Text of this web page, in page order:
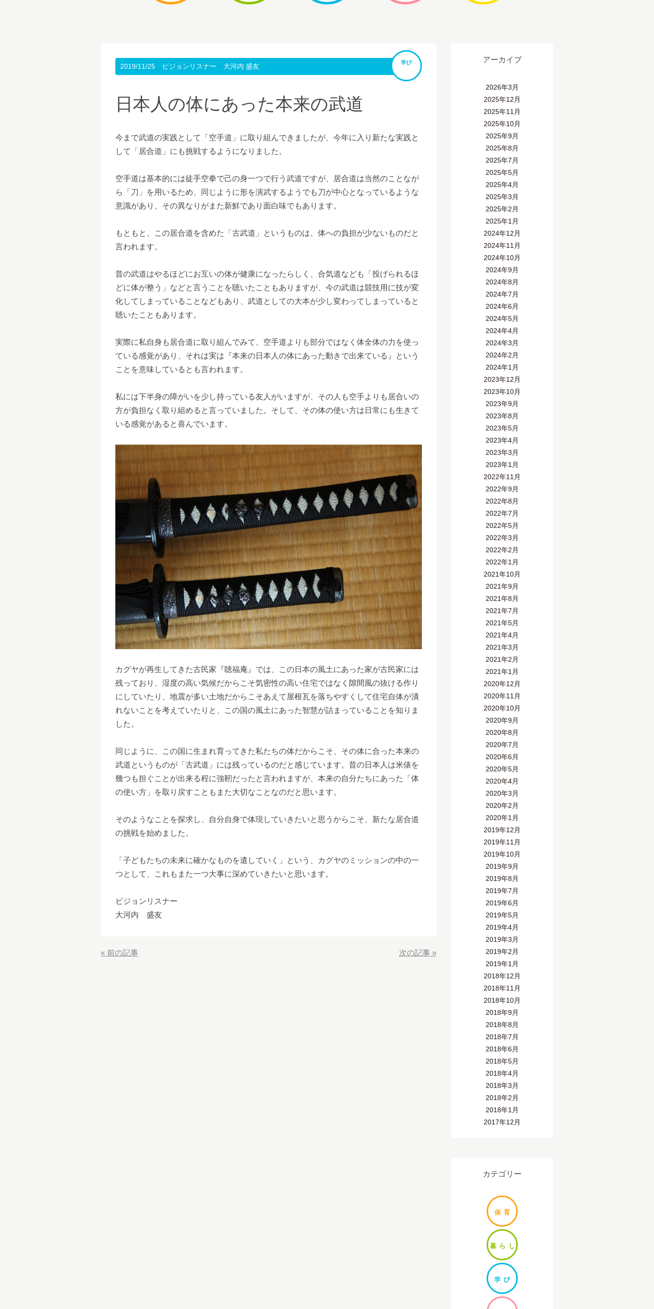
2019/11/25 ビジョンリスナー 大河内 盛友 学び
日本人の体にあった本来の武道
今まで武道の実践として「空手道」に取り組んできましたが、今年に入り新たな実践と
して「居合道」にも挑戦するようになりました。
空手道は基本的には徒手空拳で己の身一つで行う武道ですが、居合道は当然のことなが
ら「刀」を用いるため、同じように形を演武するようでも刀が中心となっているような
意識があり、その異なりがまた新鮮であり面白味でもあります。
もともと、この居合道を含めた「古武道」というものは、体への負担が少ないものだと
言われます。
昔の武道はやるほどにお互いの体が健康になったらしく、合気道なども「投げられるほ
どに体が整う」などと言うことを聴いたこともありますが、今の武道は競技用に技が変
化してしまっていることなどもあり、武道としての大本が少し変わってしまっていると
聴いたこともあります。
実際に私自身も居合道に取り組んでみて、空手道よりも部分ではなく体全体の力を使っ
ている感覚があり、それは実は『本来の日本人の体にあった動きで出来ている』という
ことを意味しているとも言われます。
私には下半身の障がいを少し持っている友人がいますが、その人も空手よりも居合いの
方が負担なく取り組めると言っていました。そして、その体の使い方は日常にも生きて
いる感覚があると喜んでいます。
カグヤが再生してきた古民家『聴福庵』では、この日本の風土にあった家が古民家には
残っており、湿度の高い気候だからこそ気密性の高い住宅ではなく隙間風の抜ける作り
にしていたり、地震が多い土地だからこそあえて屋根瓦を落ちやすくして住宅自体が潰
れないことを考えていたりと、この国の風土にあった智慧が詰まっていることを知りま
した。
同じように、この国に生まれ育ってきた私たちの体だからこそ、その体に合った本来の
武道というものが「古武道」には残っているのだと感じています。昔の日本人は米俵を
幾つも担ぐことが出来る程に強靭だったと言われますが、本来の自分たちにあった「体
の使い方」を取り戻すこともまた大切なことなのだと思います。
そのようなことを探求し、自分自身で体現していきたいと思うからこそ、新たな居合道
の挑戦を始めました。
「子どもたちの未来に確かなものを遺していく」という、カグヤのミッションの中の一
つとして、これもまた一つ大事に深めていきたいと思います。
ビジョンリスナー
大河内 盛友
« 前の記事 次の記事 »
アーカイブ
2026年3月
2025年12月
2025年11月
2025年10月
2025年9月
2025年8月
2025年7月
2025年5月
2025年4月
2025年3月
2025年2月
2025年1月
2024年12月
2024年11月
2024年10月
2024年9月
2024年8月
2024年7月
2024年6月
2024年5月
2024年4月
2024年3月
2024年2月
2024年1月
2023年12月
2023年10月
2023年9月
2023年8月
2023年5月
2023年4月
2023年3月
2023年1月
2022年11月
2022年9月
2022年8月
2022年7月
2022年5月
2022年3月
2022年2月
2022年1月
2021年10月
2021年9月
2021年8月
2021年7月
2021年5月
2021年4月
2021年3月
2021年2月
2021年1月
2020年12月
2020年11月
2020年10月
2020年9月
2020年8月
2020年7月
2020年6月
2020年5月
2020年4月
2020年3月
2020年2月
2020年1月
2019年12月
2019年11月
2019年10月
2019年9月
2019年8月
2019年7月
2019年6月
2019年5月
2019年4月
2019年3月
2019年2月
2019年1月
2018年12月
2018年11月
2018年10月
2018年9月
2018年8月
2018年7月
2018年6月
2018年5月
2018年4月
2018年3月
2018年2月
2018年1月
2017年12月
カテゴリー
保 育
暮ら し
学 び